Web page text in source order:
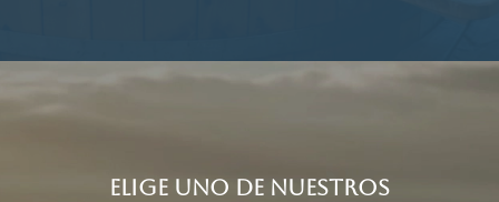
ELIGE UNO DE NUESTROS